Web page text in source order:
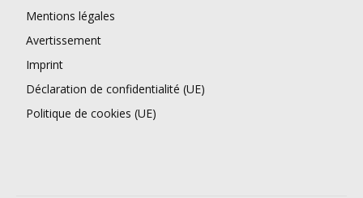
Mentions légales
Avertissement
Imprint
Déclaration de confidentialité (UE)
Politique de cookies (UE)